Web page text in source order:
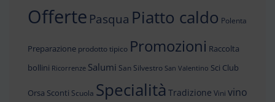
Offerte Pasqua Piatto caldo Polenta
Preparazione prodotto tipico Promozioni Raccolta
bollini Ricorrenze Salumi San Silvestro San Valentino Sci Club
Orsa Sconti Scuola Specialità Tradizione Vini vino